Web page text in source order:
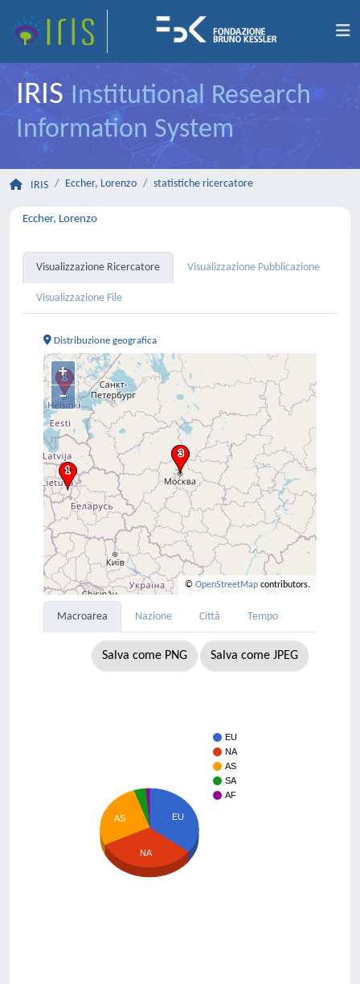
IRIS Institutional Research
Information System
IRIS Eccher, Lorenzo statistiche ricercatore
Eccher, Lorenzo
Visualizzazione Ricercatore Visualizzazione Pubblicazione
Visualizzazione File
Distribuzione geografica
+
–
© OpenStreetMap contributors.
Macroarea Nazione Città Tempo
Salva come PNG Salva come JPEG
EU
NA
AS
SA
AF
EU
AS
NA